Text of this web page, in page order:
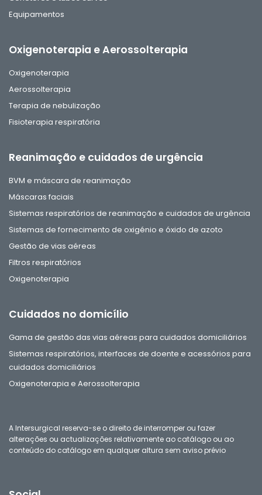
Equipamentos
Oxigenoterapia e Aerossolterapia
Oxigenoterapia
Aerossolterapia
Terapia de nebulização
Fisioterapia respiratória
Reanimação e cuidados de urgência
BVM e máscara de reanimação
Máscaras faciais
Sistemas respiratórios de reanimação e cuidados de urgência
Sistemas de fornecimento de oxigénio e óxido de azoto
Gestão de vias aéreas
Filtros respiratórios
Oxigenoterapia
Cuidados no domicílio
Gama de gestão das vias aéreas para cuidados domiciliários
Sistemas respiratórios, interfaces de doente e acessórios para
cuidados domiciliários
Oxigenoterapia e Aerossolterapia
A Intersurgical reserva-se o direito de interromper ou fazer
alterações ou actualizações relativamente ao catálogo ou ao
conteúdo do catálogo em qualquer altura sem aviso prévio